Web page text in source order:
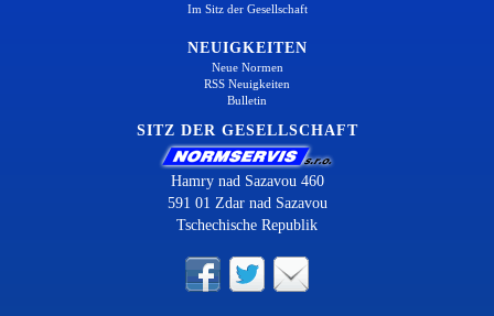
Im Sitz der Gesellschaft
NEUIGKEITEN
Neue Normen
RSS Neuigkeiten
Bulletin
SITZ DER GESELLSCHAFT
Hamry nad Sazavou 460
591 01 Zdar nad Sazavou
Tschechische Republik